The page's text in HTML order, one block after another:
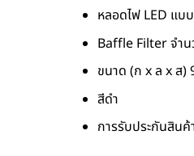
หลอดไฟ LED แบ
Baffle Filter จำ
ขนาด (ก x ล x ส)
สีดำ
การรับประกันสิน